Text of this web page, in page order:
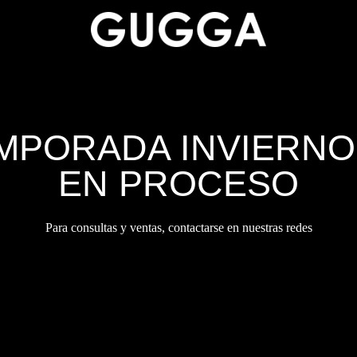
EN PROCESO
Para consultas y ventas, contactarse en nuestras redes